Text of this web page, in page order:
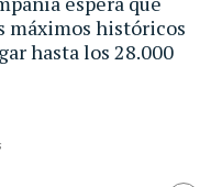
máximos históricos
hasta los 28.000